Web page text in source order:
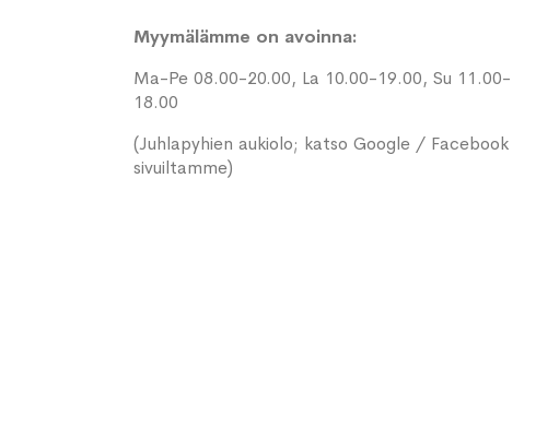
Myymälämme on avoinna:
Ma-Pe 08.00-20.00, La 10.00-19.00, Su 11.00-
18.00
(Juhlapyhien aukiolo; katso Google / Facebook
sivuiltamme)